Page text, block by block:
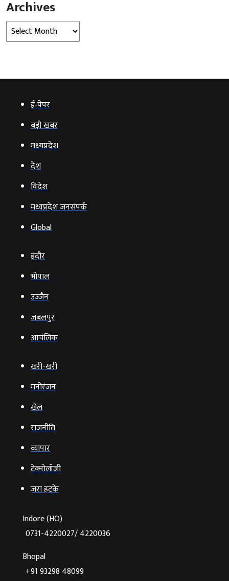
Archives
Archives
ई‑पेपर
बड़ी खबर
मध्‍यप्रदेश
देश
विदेश
मध्यप्रदेश जनसंपर्क
Global
इंदौर
भोपाल
उज्‍जैन
जबलपुर
आचंलिक
खरी-खरी
मनोरंजन
खेल
राजनीति
व्‍यापार
टेक्‍नोलॉजी
ज़रा हटके
Indore (HO)
0731-4220027/ 4220036
Bhopal
+91 93298 48099